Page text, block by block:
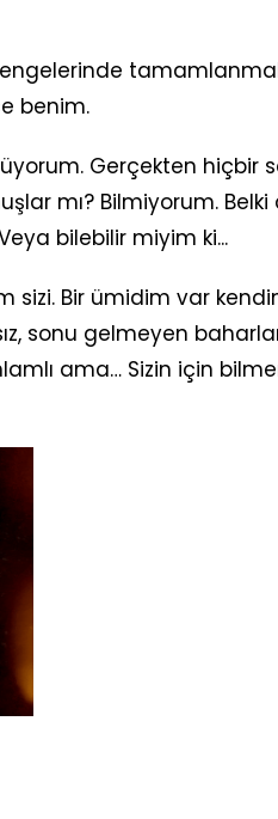
benim.
Gerçekten hiçbir
mı? Bilmiyorum. Belki
bilebilir miyim ki...
sizi. Bir ümidim var
sonu gelmeyen baharlar,
ama… Sizin için